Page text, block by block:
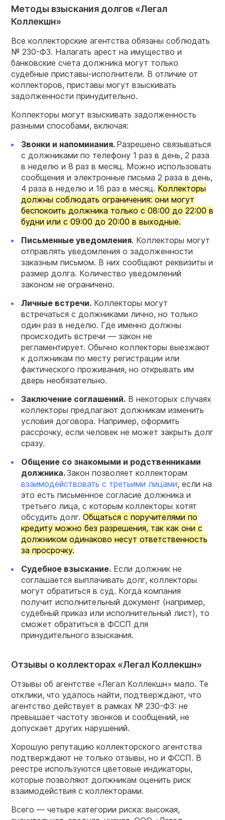
Методы взыскания долгов «Легал
Коллекшн»
Все коллекторские агентства обязаны соблюдать
№ 230-ФЗ. Налагать арест на имущество и
банковские счета должника могут только
судебные приставы-исполнители. В отличие от
коллекторов, приставы могут взыскивать
задолженности принудительно.
Коллекторы могут взыскивать задолженность
разными способами, включая:
Звонки и напоминания. Разрешено связываться
с должниками по телефону 1 раз в день, 2 раза
в неделю и 8 раз в месяц. Можно использовать
сообщения и электронные письма 2 раза в день,
4 раза в неделю и 16 раз в месяц. Коллекторы
должны соблюдать ограничения: они могут
беспокоить должника только с 08:00 до 22:00 в
будни или с 09:00 до 20:00 в выходные.
Письменные уведомления. Коллекторы могут
отправлять уведомления о задолженности
заказным письмом. В них сообщают реквизиты и
размер долга. Количество уведомлений
законом не ограничено.
Личные встречи. Коллекторы могут
встречаться с должниками лично, но только
один раз в неделю. Где именно должны
происходить встречи — закон не
регламентирует. Обычно коллекторы выезжают
к должникам по месту регистрации или
фактического проживания, но открывать им
дверь необязательно.
Заключение соглашений. В некоторых случаях
коллекторы предлагают должникам изменить
условия договора. Например, оформить
рассрочку, если человек не может закрыть долг
сразу.
Общение со знакомыми и родственниками
должника.Закон позволяет коллекторам
взаимодействовать с третьими лицами, если на
это есть письменное согласие должника и
третьего лица, с которым коллекторы хотят
обсудить долг. Общаться с поручителями по
кредиту можно без разрешения, так как они с
должником одинаково несут ответственность
за просрочку.
Судебное взыскание. Если должник не
соглашается выплачивать долг, коллекторы
могут обратиться в суд. Когда компания
получит исполнительный документ (например,
судебный приказ или исполнительный лист), то
сможет обратиться в ФССП для
принудительного взыскания.
Отзывы о коллекторах «Легал Коллекшн»
Отзывы об агентстве «Легал Коллекшн» мало. Те
отклики, что удалось найти, подтверждают, что
агентство действует в рамках № 230-ФЗ: не
превышает частоту звонков и сообщений, не
допускает других нарушений.
Хорошую репутацию коллекторского агентства
подтверждают не только отзывы, но и ФССП. В
реестре используются цветовые индикаторы,
которые позволяют должникам оценить риск
взаимодействия с коллекторами.
Всего — четыре категории риска: высокая,